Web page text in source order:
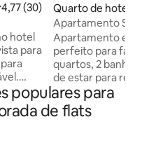
de uma avaliação média
4,77 (30)
hotel
para
de
Quarto de hotel ⋅
Apartamento
banheiros +
Apartamento
perfeito para
quartos, 2
de estar para
totalmente
freezer, micro-
Desfrute de 2
populares para
de flats